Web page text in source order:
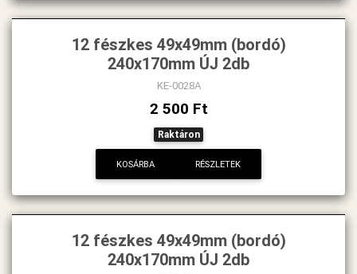
12 fészkes 49x49mm (bordó)
240x170mm ÚJ 2db
KE-0028A
2 500 Ft
Raktáron
KOSÁRBA RÉSZLETEK
12 fészkes 49x49mm (bordó)
240x170mm ÚJ 2db